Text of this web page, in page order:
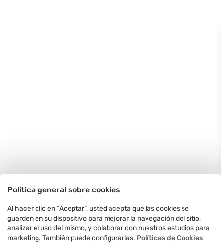
Política general sobre cookies
Al hacer clic en “Aceptar”, usted acepta que las cookies se
guarden en su dispositivo para mejorar la navegación del sitio,
analizar el uso del mismo, y colaborar con nuestros estudios para
marketing. También puede configurarlas. Políticas de Cookies